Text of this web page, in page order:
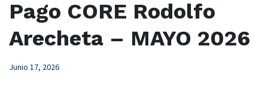
Pago CORE Rodolfo
Arecheta – MAYO 2026
Junio 17, 2026